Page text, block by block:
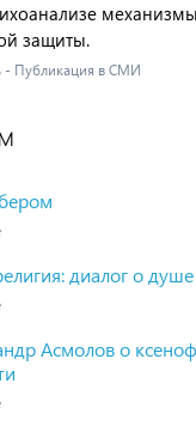
механизмы
защиты.
- Публикация в СМИ
диалог о душе
Асмолов о